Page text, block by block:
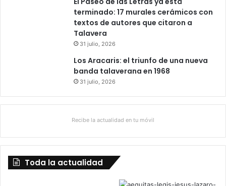
terminado: 17 murales cerámicos con
textos de autores que citaron a
Talavera
31 julio, 2026
Los Aracaris: el triunfo de una nueva
banda talaverana en 1968
31 julio, 2026
Recibe la actualidad en tu móvil
Toda la actualidad